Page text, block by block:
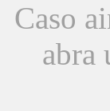
Caso
abra